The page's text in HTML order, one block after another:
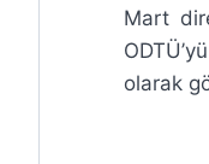
Mart
olarak